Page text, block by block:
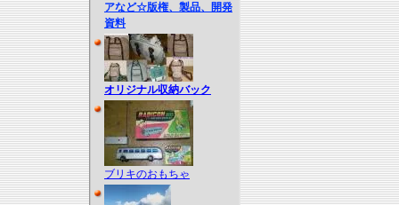
アなど☆版権、製品、開発
資料
オリジナル収納バック
ブリキのおもちゃ